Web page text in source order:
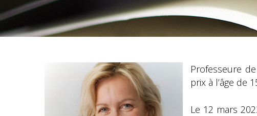
Professeure
prix à l’âge de
Le 12 mars